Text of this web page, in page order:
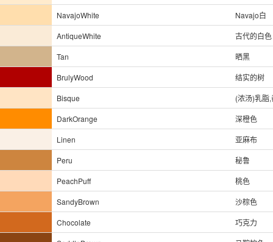
NavajoWhite
Navajo白
AntiqueWhite
古代的白色
Tan
晒黑
BrulyWood
结实的树
Bisque
(浓汤)乳脂
DarkOrange
深橙色
Linen
亚麻布
Peru
秘鲁
PeachPuff
桃色
SandyBrown
沙棕色
Chocolate
巧克力